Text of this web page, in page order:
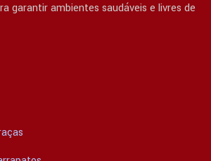
garantir ambientes saudáveis e livres de